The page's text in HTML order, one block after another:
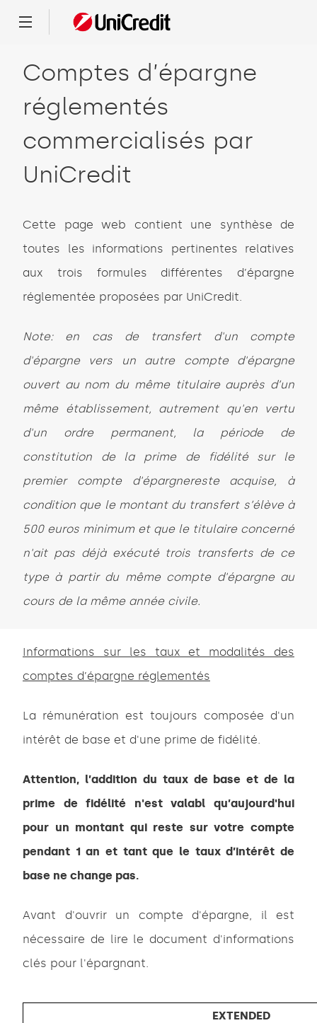
Menu
Comptes d’épargne
réglementés
commercialisés par
UniCredit
Cette page web contient une synthèse de
toutes les informations pertinentes relatives
aux trois formules différentes d’épargne
réglementée proposées par UniCredit.
Note: en cas de transfert d'un compte
d'épargne vers un autre compte d'épargne
ouvert au nom du même titulaire auprès d’un
même établissement, autrement qu'en vertu
d'un ordre permanent, la période de
constitution de la prime de fidélité sur le
premier compte d'épargnereste acquise, à
condition que le montant du transfert s’élève à
500 euros minimum et que le titulaire concerné
n'ait pas déjà exécuté trois transferts de ce
type à partir du même compte d'épargne au
cours de la même année civile.
Informations sur les taux et modalités des
comptes d’épargne réglementés
La rémunération est toujours composée d'un
intérêt de base et d'une prime de fidélité.
Attention, l’addition du taux de base et de la
prime de fidélité n'est valabl qu’aujourd'hui
pour un montant qui reste sur votre compte
pendant 1 an et tant que le taux d’intérêt de
base ne change pas.
Avant d'ouvrir un compte d'épargne, il est
nécessaire de lire le document d'informations
clés pour l'épargnant.
EXTENDED